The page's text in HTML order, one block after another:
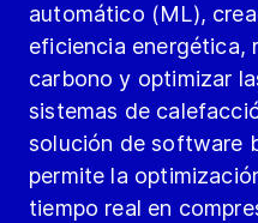
automático (ML),
eficiencia energética,
carbono y optimizar
sistemas de
solución de software
permite la
tiempo real en